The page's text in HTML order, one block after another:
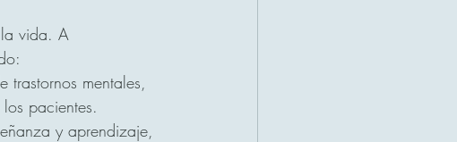
vida. A
mentales,
pacientes.
y aprendizaje,